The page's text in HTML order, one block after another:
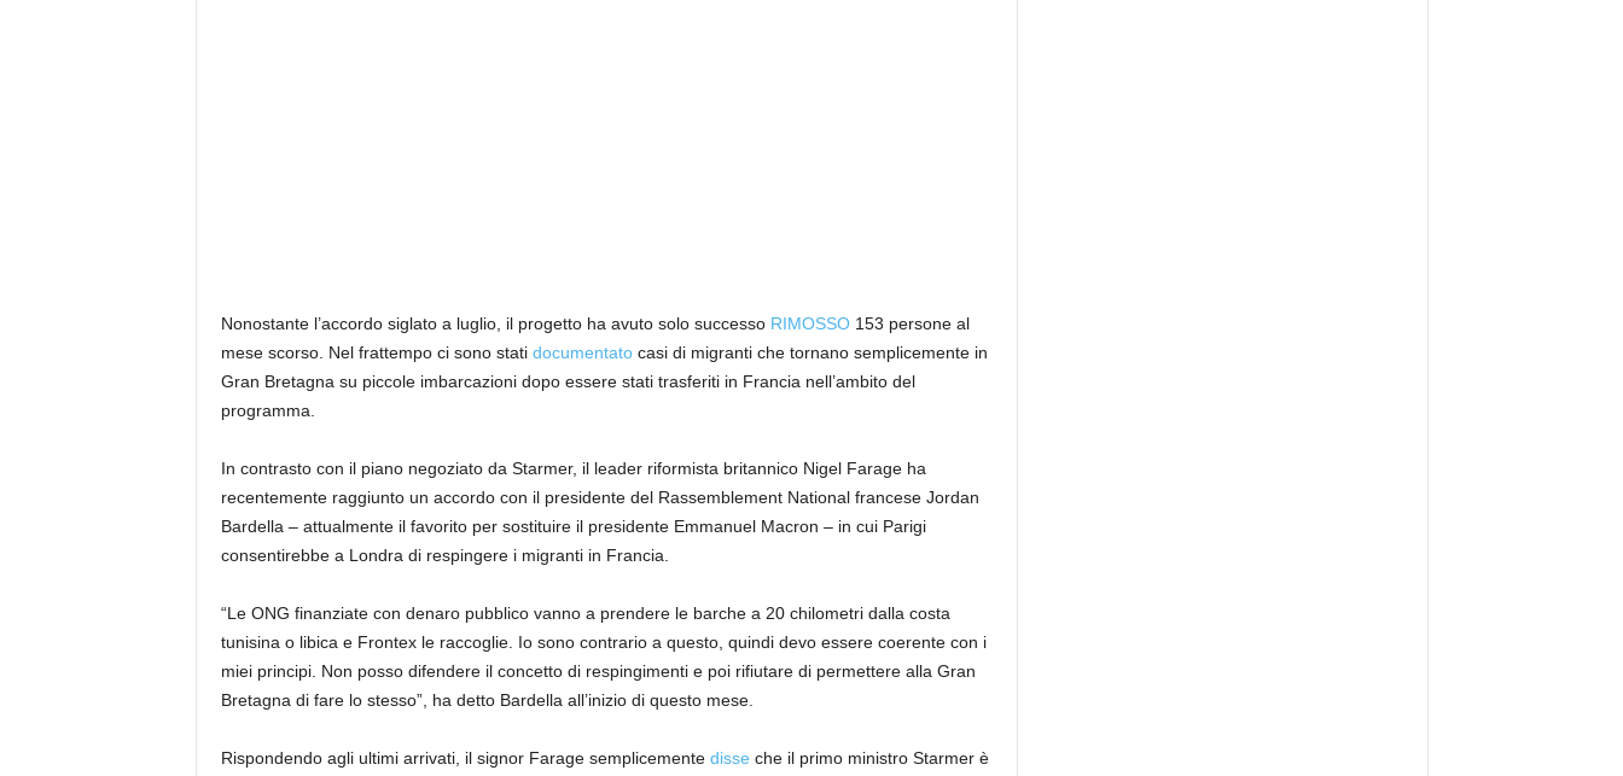
Nonostante l’accordo siglato a luglio, il progetto ha avuto solo successo RIMOSSO153 persone al
mese scorso. Nel frattempo ci sono stati documentatocasi di migranti che tornano semplicemente in
Gran Bretagna su piccole imbarcazioni dopo essere stati trasferiti in Francia nell’ambito del
programma.
In contrasto con il piano negoziato da Starmer, il leader riformista britannico Nigel Farage ha
recentemente raggiunto un accordo con il presidente del Rassemblement National francese Jordan
Bardella – attualmente il favorito per sostituire il presidente Emmanuel Macron – in cui Parigi
consentirebbe a Londra di respingere i migranti in Francia.
“Le ONG finanziate con denaro pubblico vanno a prendere le barche a 20 chilometri dalla costa
tunisina o libica e Frontex le raccoglie. Io sono contrario a questo, quindi devo essere coerente con i
miei principi. Non posso difendere il concetto di respingimenti e poi rifiutare di permettere alla Gran
Bretagna di fare lo stesso”, ha detto Bardella all’inizio di questo mese.
Rispondendo agli ultimi arrivati, il signor Farage semplicemente disse che il primo ministro Starmer è